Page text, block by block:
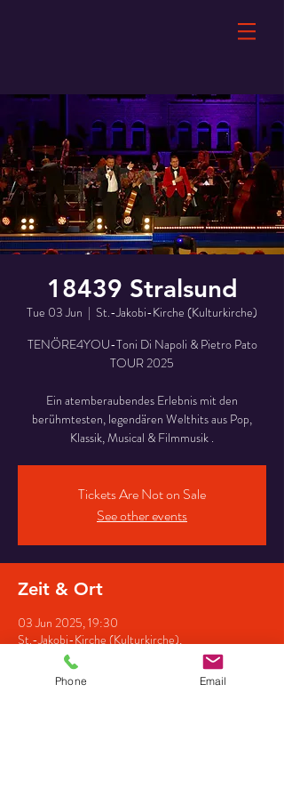
18439 Stralsund
Tue 03 Jun
  |
St.-Jakobi-Kirche (Kulturkirche)
TENÖRE4YOU-Toni Di Napoli & Pietro Pato
TOUR 2025
Ein atemberaubendes Erlebnis mit den
berühmtesten, legendären Welthits aus Pop,
Klassik, Musical & Filmmusik .
Tickets Are Not on Sale
See other events
Zeit & Ort
03 Jun 2025, 19:30
St.-Jakobi-Kirche (Kulturkirche),
Jacobiturmstraße 28, 18439 Stralsund,
Deutschland
Phone Email